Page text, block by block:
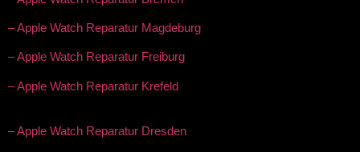
– Apple Watch Reparatur Magdeburg
– Apple Watch Reparatur Freiburg
– Apple Watch Reparatur Krefeld
– Apple Watch Reparatur Dresden